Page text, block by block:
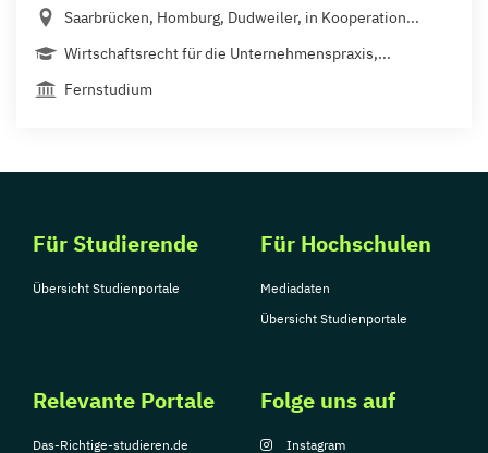
Saarbrücken, Homburg, Dudweiler, in Kooperation...
Wirtschaftsrecht für die Unternehmenspraxis,...
Fernstudium
Für Studierende
Übersicht Studienportale
Für Hochschulen
Mediadaten
Übersicht Studienportale
Relevante Portale
Das-Richtige-studieren.de
Folge uns auf
Instagram